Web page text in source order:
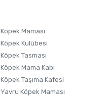
Ürünü Satın Al ve Yorumla
Köpek Maması
Köpek Kulübesi
Köpek Tasması
Köpek Mama Kabı
Köpek Taşıma Kafesi
Yavru Köpek Maması